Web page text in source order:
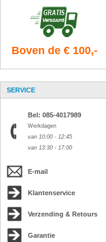
Boven de € 100,-
SERVICE
Bel: 085-4017989
Werkdagen
van 10:00 - 12:45
van 13:30 - 17:00
E-mail
Klantenservice
Verzending & Retours
Garantie